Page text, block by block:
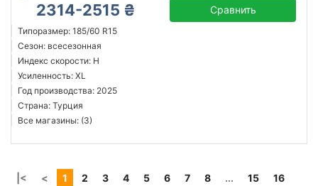
2314-2515 ₴ Сравнить
Типоразмер: 185/60 R15
Сезон: всесезонная
Индекс скорости: H
Усиленность: XL
Год производства: 2025
Страна: Турция
Все магазины: (3)
|< < 1 2 3 4 5 6 7 8 ... 15
16